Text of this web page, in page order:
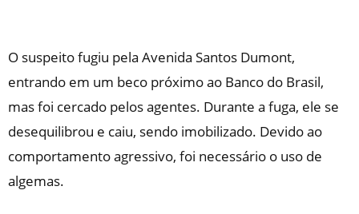
O suspeito fugiu pela Avenida Santos Dumont,
entrando em um beco próximo ao Banco do Brasil,
mas foi cercado pelos agentes. Durante a fuga, ele se
desequilibrou e caiu, sendo imobilizado. Devido ao
comportamento agressivo, foi necessário o uso de
algemas.